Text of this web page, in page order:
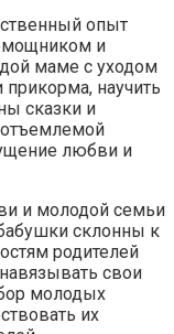
опыт
и
маме с уходом
научить
сказки и
любви и
и молодой семьи
склонны к
родителей
свои
молодых
их